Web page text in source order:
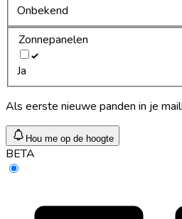
Onbekend
Zonnepanelen
Ja
Als eerste nieuwe panden in je
Hou me op de hoogte
BETA